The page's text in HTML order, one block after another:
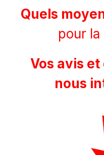
Quels
pour la
Vos avis
nous